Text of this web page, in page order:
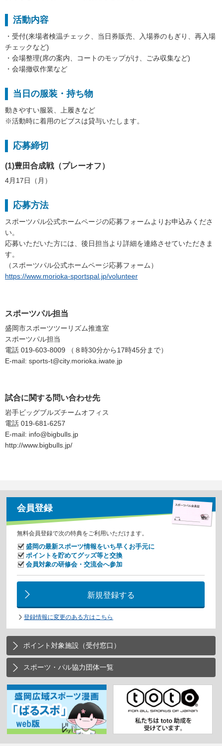
活動内容
・受付(来場者検温チェック、当日券販売、入場券のもぎり、再入場
チェックなど)
・会場整理(席の案内、コートのモップがけ、ごみ収集など)
・会場撤収作業など
当日の服装・持ち物
動きやすい服装、上履きなど
※活動時に着用のビブスは貸与いたします。
応募締切
(1)豊田合成戦（プレーオフ）
4月17日（月）
応募方法
スポーツパル公式ホームページの応募フォームよりお申込みくださ
い。
応募いただいた方には、後日担当より詳細を連絡させていただきま
す。
（スポーツパル公式ホームページ応募フォーム）
https://www.morioka-sportspal.jp/volunteer
スポーツパル担当
盛岡市スポーツツーリズム推進室
スポーツパル担当
電話 019-603-8009 （８時30分から17時45分まで）
E-mail: sports-t@city.morioka.iwate.jp
試合に関する問い合わせ先
岩手ビッグブルズチームオフィス
電話 019-681-6257
E-mail: info@bigbulls.jp
http://www.bigbulls.jp/
会員登録
無料会員登録で次の特典をご利用いただけます。
盛岡の最新スポーツ情報をいち早くお手元に
ポイントを貯めてグッズ等と交換
会員対象の研修会・交流会へ参加
新規登録する
登録情報に変更のある方はこちら
ポイント対象施設（受付窓口）
スポーツ・パル協力団体一覧